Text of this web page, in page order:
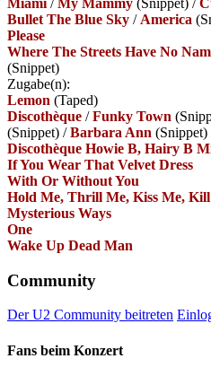
Bullet The Blue Sky / America
Please
Where The Streets Have No
(Snippet)
Zugabe(n):
Lemon (Taped)
Discothèque /Funky Town
(Snippet) /Barbara Ann (Snippet)
Discothèque Howie B, Hairy B
If You Wear That Velvet Dress
With Or Without You
Hold Me, Thrill Me, Kiss Me,
Mysterious Ways
One
Wake Up Dead Man
Community
Der U2 Community beitreten
Fans beim Konzert